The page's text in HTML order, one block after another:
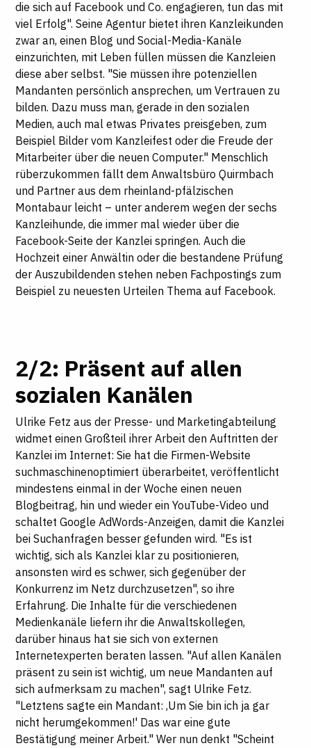
die sich auf Facebook und Co. engagieren, tun das mit
viel Erfolg". Seine Agentur bietet ihren Kanzleikunden
zwar an, einen Blog und Social-Media-Kanäle
einzurichten, mit Leben füllen müssen die Kanzleien
diese aber selbst. "Sie müssen ihre potenziellen
Mandanten persönlich ansprechen, um Vertrauen zu
bilden. Dazu muss man, gerade in den sozialen
Medien, auch mal etwas Privates preisgeben, zum
Beispiel Bilder vom Kanzleifest oder die Freude der
Mitarbeiter über die neuen Computer." Menschlich
rüberzukommen fällt dem Anwaltsbüro Quirmbach
und Partner aus dem rheinland-pfälzischen
Montabaur leicht – unter anderem wegen der sechs
Kanzleihunde, die immer mal wieder über die
Facebook-Seite der Kanzlei springen. Auch die
Hochzeit einer Anwältin oder die bestandene Prüfung
der Auszubildenden stehen neben Fachpostings zum
Beispiel zu neuesten Urteilen Thema auf Facebook.
2/2: Präsent auf allen
sozialen Kanälen
Ulrike Fetz aus der Presse- und Marketingabteilung
widmet einen Großteil ihrer Arbeit den Auftritten der
Kanzlei im Internet: Sie hat die Firmen-Website
suchmaschinenoptimiert überarbeitet, veröffentlicht
mindestens einmal in der Woche einen neuen
Blogbeitrag, hin und wieder ein YouTube-Video und
schaltet Google AdWords-Anzeigen, damit die Kanzlei
bei Suchanfragen besser gefunden wird. "Es ist
wichtig, sich als Kanzlei klar zu positionieren,
ansonsten wird es schwer, sich gegenüber der
Konkurrenz im Netz durchzusetzen", so ihre
Erfahrung. Die Inhalte für die verschiedenen
Medienkanäle liefern ihr die Anwaltskollegen,
darüber hinaus hat sie sich von externen
Internetexperten beraten lassen. "Auf allen Kanälen
präsent zu sein ist wichtig, um neue Mandanten auf
sich aufmerksam zu machen", sagt Ulrike Fetz.
"Letztens sagte ein Mandant: ,Um Sie bin ich ja gar
nicht herumgekommen!' Das war eine gute
Bestätigung meiner Arbeit." Wer nun denkt "Scheint